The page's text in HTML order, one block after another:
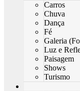
Carros
Chuva
Dança
Fé
Galeria
Luz e
Paisagem
Shows
Turismo